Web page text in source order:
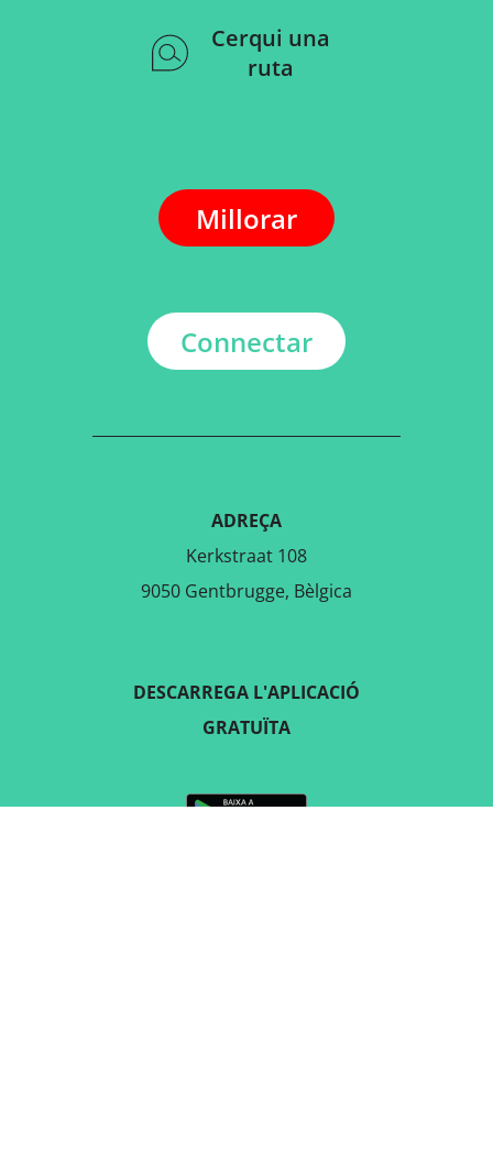
Cerqui una
ruta
Millorar
Connectar
ADREÇA
Kerkstraat 108
9050 Gentbrugge, Bèlgica
DESCARREGA L'APLICACIÓ
GRATUÏTA